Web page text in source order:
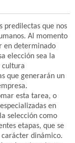
predilectas que nos
Al momento
en determinado
elección sea la
cultura
que generarán un
esta tarea, o
en
selección como
etapas, que se
dinámico.